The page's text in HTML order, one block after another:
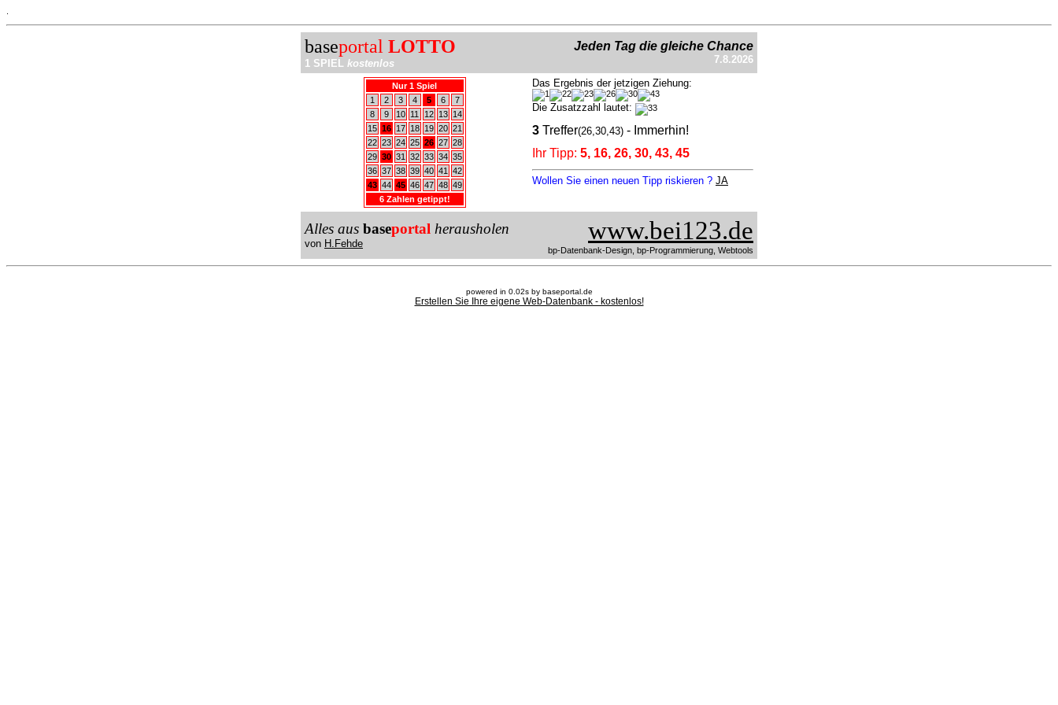
baseportal LOTTO
1 SPIEL kostenlos
Jeden Tag die gleiche Chance
7.8.2026
Nur 1 Spiel
1
2 3 4 5 6
7
8
9 10 11 12 13
14
15 16 17 18 19 20 21
22 23 24 25 26 27 28
29 30 31 32 33 34 35
36 37 38 39 40 41
42
43 44 45 46 47 48 49
6 Zahlen getippt!
Das Ergebnis der jetzigen Ziehung:
Die Zusatzzahl lautet:
3 Treffer(26,30,43) - Immerhin!
Ihr Tipp: 5, 16, 26, 30, 43, 45
Wollen Sie einen neuen Tipp riskieren ? JA
Alles aus baseportal herausholen
von H.Fehde www.bei123.de
bp-Datenbank-Design, bp-Programmierung, Webtools
powered in 0.02s by baseportal.de
Erstellen Sie Ihre eigene Web-Datenbank - kostenlos!